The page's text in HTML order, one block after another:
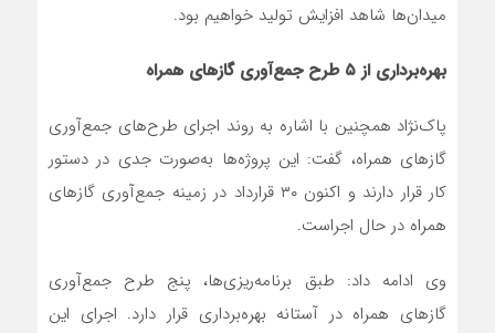
میدان‌ها شاهد افزایش تولید خواهیم بود.
بهره‌برداری از ۵ طرح جمع‌آوری گازهای همراه
پاک‌نژاد همچنین با اشاره به روند اجرای طرح‌های جمع‌آوری
گازهای همراه، گفت: این پروژه‌ها به‌صورت جدی در دستور
کار قرار دارند و اکنون ۳۰ قرارداد در زمینه جمع‌آوری گازهای
همراه در حال اجراست.
وی ادامه داد: طبق برنامه‌ریزی‌ها، پنج طرح جمع‌آوری
گازهای همراه در آستانه بهره‌برداری قرار دارد. اجرای این